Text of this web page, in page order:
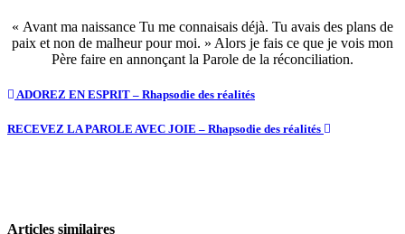
« Avant ma naissance Tu me connaisais déjà. Tu avais des plans de
paix et non de malheur pour moi. » Alors je fais ce que je vois mon
Père faire en annonçant la Parole de la réconciliation.
ADOREZ EN ESPRIT – Rhapsodie des réalités
RECEVEZ LA PAROLE AVEC JOIE – Rhapsodie des réalités
Articles similaires